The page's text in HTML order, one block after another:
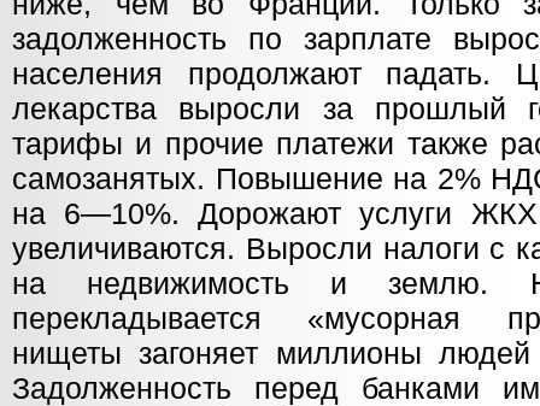
задолженность по зарплате
населения продолжают падать.
лекарства выросли за прошлый
тарифы и прочие платежи также
самозанятых. Повышение на 2%
на 6—10%. Дорожают услуги
увеличиваются. Выросли налоги с
на недвижимость и землю.
перекладывается «мусорная
нищеты загоняет миллионы
Задолженность перед банками